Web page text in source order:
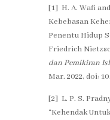
[1] H. A. Wafi
Kebebasan
Penentu Hidup
Friedrich
dan Pemikiran
Mar. 2022, doi:
[2] L. P. S.
“Kehendak